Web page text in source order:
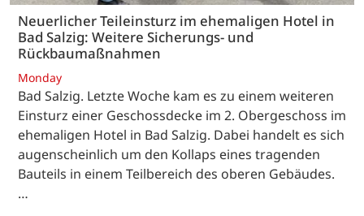
Neuerlicher Teileinsturz im ehemaligen Hotel in
Bad Salzig: Weitere Sicherungs- und
Rückbaumaßnahmen
Monday
Bad Salzig. Letzte Woche kam es zu einem weiteren
Einsturz einer Geschossdecke im 2. Obergeschoss im
ehemaligen Hotel in Bad Salzig. Dabei handelt es sich
augenscheinlich um den Kollaps eines tragenden
Bauteils in einem Teilbereich des oberen Gebäudes.
…